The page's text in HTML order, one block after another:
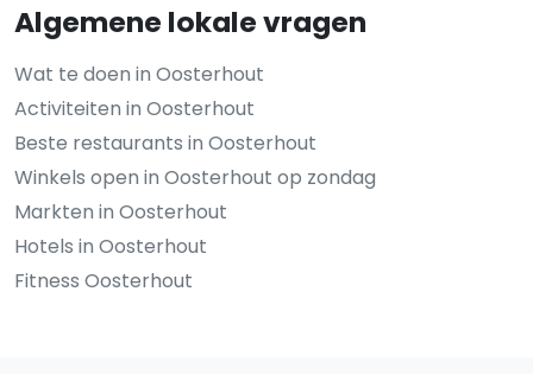
Algemene lokale vragen
Wat te doen in Oosterhout
Activiteiten in Oosterhout
Beste restaurants in Oosterhout
Winkels open in Oosterhout op zondag
Markten in Oosterhout
Hotels in Oosterhout
Fitness Oosterhout